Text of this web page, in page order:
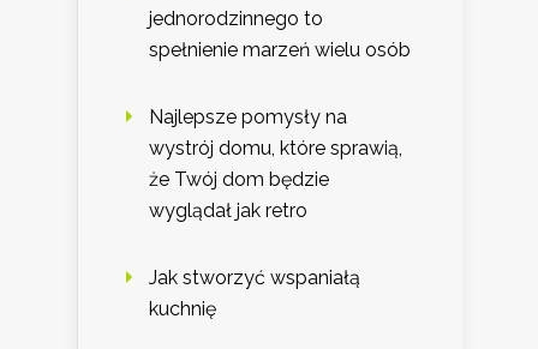
jednorodzinnego to
spełnienie marzeń wielu osób
Najlepsze pomysły na
wystrój domu, które sprawią,
że Twój dom będzie
wyglądał jak retro
Jak stworzyć wspaniałą
kuchnię